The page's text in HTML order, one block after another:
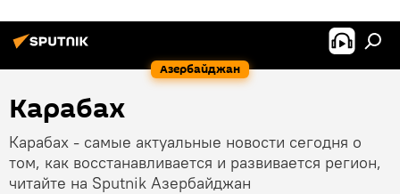
Азербайджан
Карабах
Карабах - самые актуальные новости сегодня о
том, как восстанавливается и развивается регион,
читайте на Sputnik Азербайджан